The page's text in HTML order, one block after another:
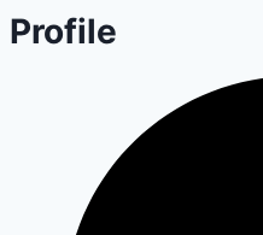
Profile